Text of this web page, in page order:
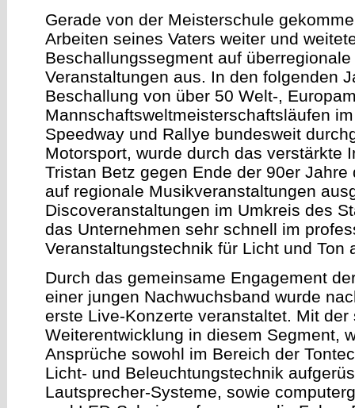
Gerade von der Meisterschule
Arbeiten seines Vaters weiter und
Beschallungssegment auf
Veranstaltungen aus. In den folgenden
Beschallung von über 50 Welt-,
Mannschaftsweltmeisterschaftsläufen
Speedway und Rallye bundesweit
Motorsport, wurde durch das verstärkte
Tristan Betz gegen Ende der 90er
auf regionale Musikveranstaltungen
Discoveranstaltungen im Umkreis des
das Unternehmen sehr schnell im
Veranstaltungstechnik für Licht und Ton
Durch das gemeinsame Engagement
einer jungen Nachwuchsband wurde
erste Live-Konzerte veranstaltet. Mit der
Weiterentwicklung in diesem Segment,
Ansprüche sowohl im Bereich der
Licht- und Beleuchtungstechnik
Lautsprecher-Systeme, sowie